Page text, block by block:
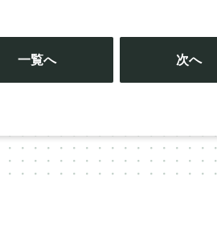
投
稿
ナ
ビ
ョ
ン
一覧へ 次へ